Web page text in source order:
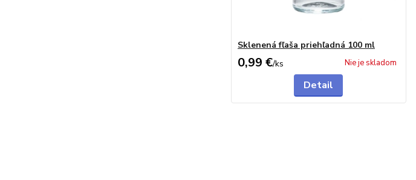
Sklenená fľaša priehľadná 100 ml
0,99 €/ks Nie je skladom
Detail